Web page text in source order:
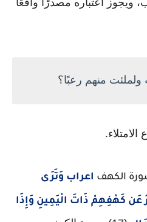
ويجوز اعتباره مصدرًا واقعًا
منهم رعبًا؟
الكهف اعراب وَتَرَى
كَهْفِهِمْ ذَاتَ الْيَمِينِ وَإِذَا